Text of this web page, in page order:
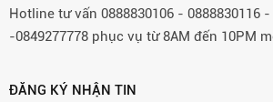
Hotline tư vấn 0888830106 - 0888830116 -
-0849277778 phục vụ từ 8AM đến 10PM
ĐĂNG KÝ NHẬN TIN